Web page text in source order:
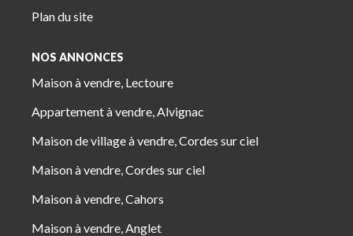
Plan du site
NOS ANNONCES
Maison à vendre, Lectoure
Appartement à vendre, Alvignac
Maison de village à vendre, Cordes sur ciel
Maison à vendre, Cordes sur ciel
Maison à vendre, Cahors
Maison à vendre, Anglet